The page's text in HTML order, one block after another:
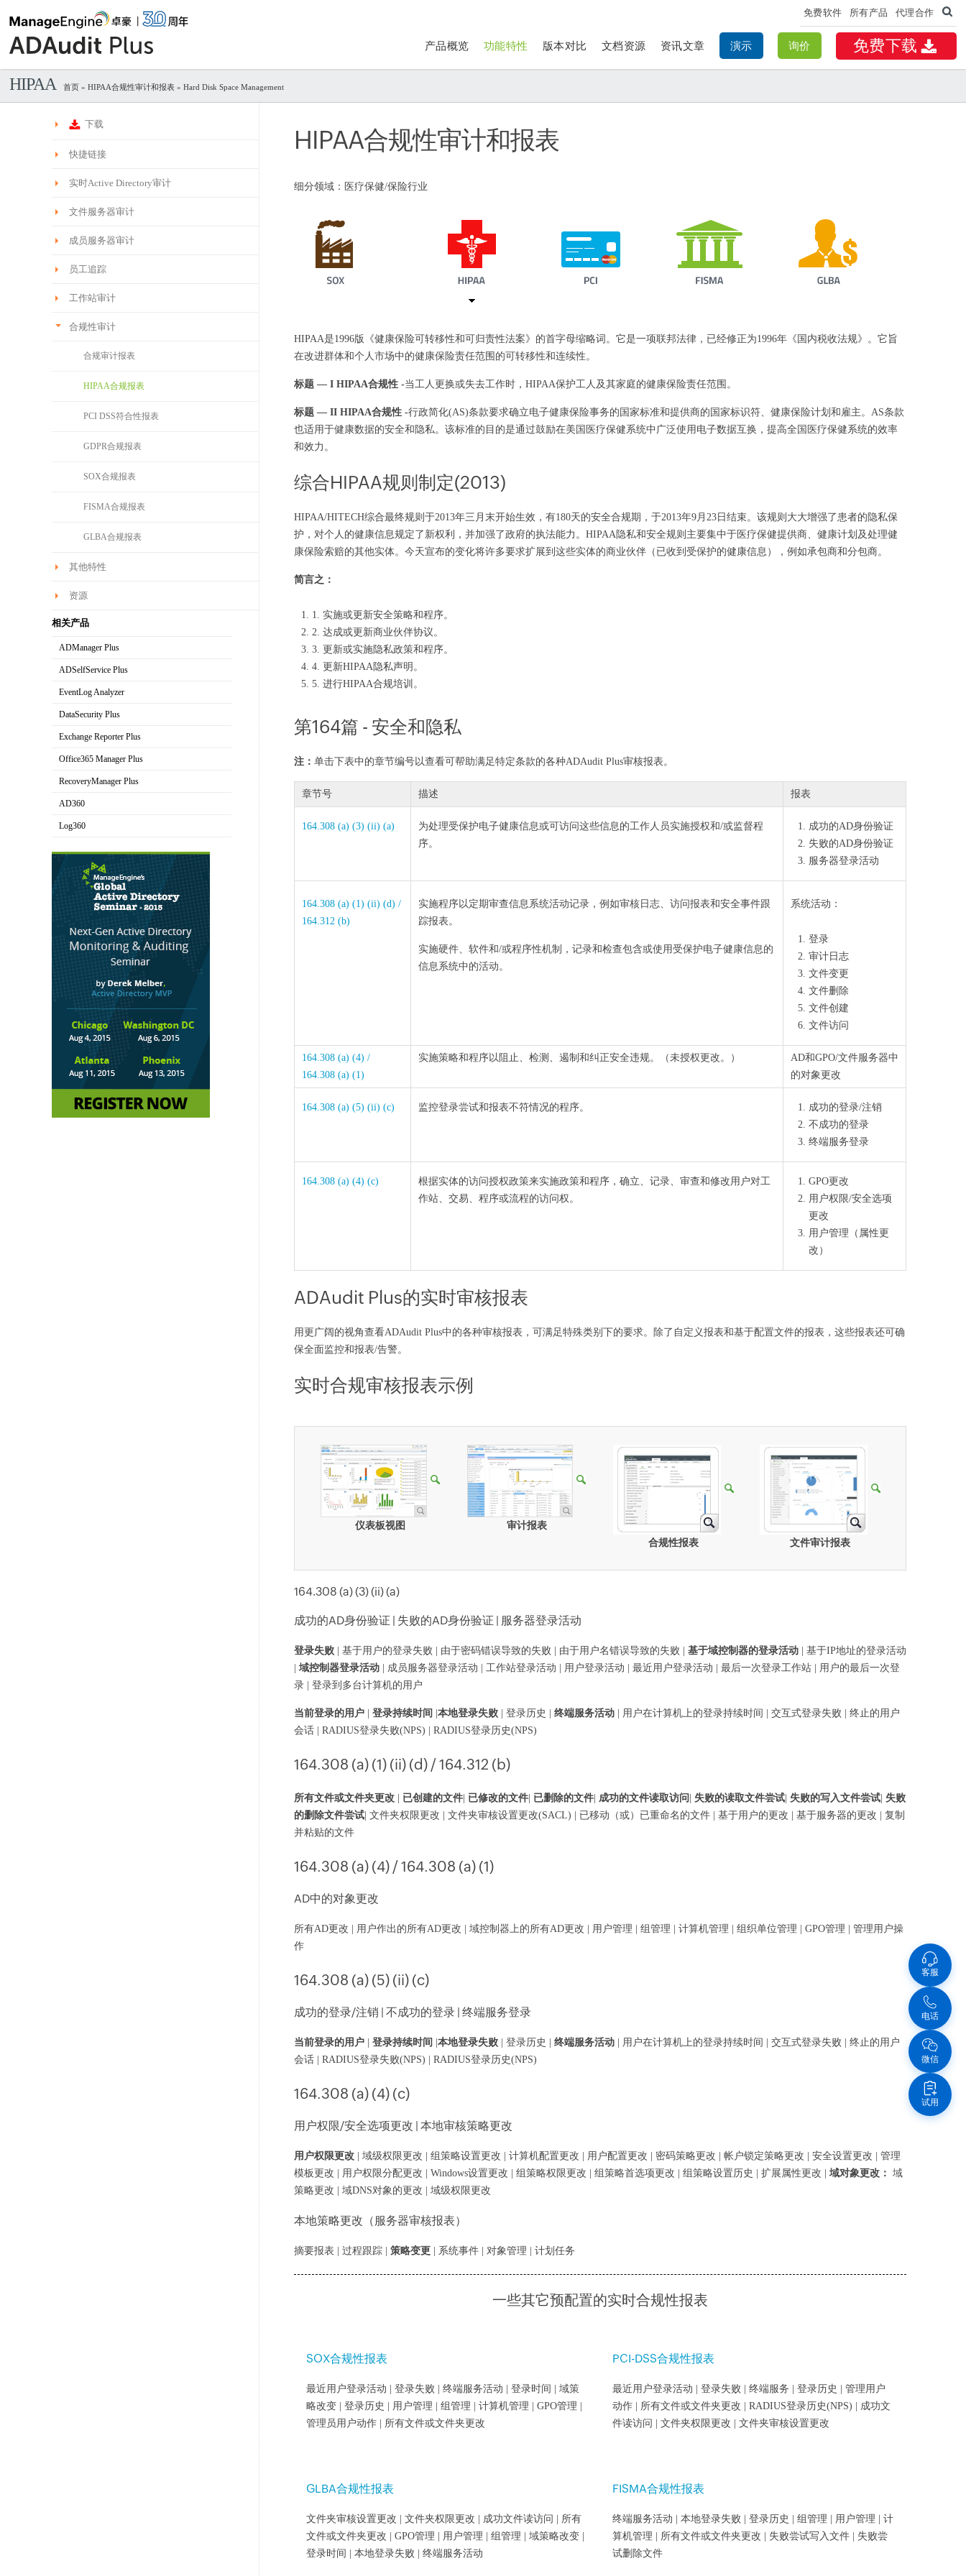
免费软件 所有产品 代理合作
免费下载
产品概览 功能特性 版本对比 文档资源 资讯文章 演示 询价
HIPAA 首页 » HIPAA合规性审计和报表 » Hard Disk Space Management
下载
快捷链接
实时Active Directory审计
文件服务器审计
成员服务器审计
员工追踪
工作站审计
合规性审计
合规审计报表
HIPAA合规报表
PCI DSS符合性报表
GDPR合规报表
SOX合规报表
FISMA合规报表
GLBA合规报表
其他特性
资源
相关产品
ADManager Plus
ADSelfService Plus
EventLog Analyzer
DataSecurity Plus
Exchange Reporter Plus
Office365 Manager Plus
RecoveryManager Plus
AD360
Log360
HIPAA合规性审计和报表
细分领域：医疗保健/保险行业
HIPAA是1996版《健康保险可转移性和可归责性法案》的首字母缩略词。它是一项联邦法律，已经修正为1996年《国内税收法规》。它旨
在改进群体和个人市场中的健康保险责任范围的可转移性和连续性。
标题 — I HIPAA合规性 -当工人更换或失去工作时，HIPAA保护工人及其家庭的健康保险责任范围。
标题 — II HIPAA合规性 -行政简化(AS)条款要求确立电子健康保险事务的国家标准和提供商的国家标识符、健康保险计划和雇主。AS条款
也适用于健康数据的安全和隐私。该标准的目的是通过鼓励在美国医疗保健系统中广泛使用电子数据互换，提高全国医疗保健系统的效率
和效力。
综合HIPAA规则制定(2013)
HIPAA/HITECH综合最终规则于2013年三月末开始生效，有180天的安全合规期，于2013年9月23日结束。该规则大大增强了患者的隐私保
护，对个人的健康信息规定了新权利，并加强了政府的执法能力。HIPAA隐私和安全规则主要集中于医疗保健提供商、健康计划及处理健
康保险索赔的其他实体。今天宣布的变化将许多要求扩展到这些实体的商业伙伴（已收到受保护的健康信息），例如承包商和分包商。
简言之：
1. 实施或更新安全策略和程序。
2. 达成或更新商业伙伴协议。
3. 更新或实施隐私政策和程序。
4. 更新HIPAA隐私声明。
5. 进行HIPAA合规培训。
第164篇 - 安全和隐私
注： 单击下表中的章节编号以查看可帮助满足特定条款的各种ADAudit Plus审核报表。
章节号 描述 报表
164.308 (a) (3) (ii) (a)
为处理受保护电子健康信息或可访问这些信息的工作人员实施授权和/或监督程
序。
成功的AD身份验证
失败的AD身份验证
服务器登录活动
164.308 (a) (1) (ii) (d) /
164.312 (b)
实施程序以定期审查信息系统活动记录，例如审核日志、访问报表和安全事件跟
踪报表。
实施硬件、软件和/或程序性机制，记录和检查包含或使用受保护电子健康信息的
信息系统中的活动。
系统活动：
登录
审计日志
文件变更
文件删除
文件创建
文件访问
164.308 (a) (4) /
164.308 (a) (1)
实施策略和程序以阻止、检测、遏制和纠正安全违规。（未授权更改。）
AD和GPO/文件服务器中
的对象更改
164.308 (a) (5) (ii) (c) 监控登录尝试和报表不符情况的程序。
成功的登录/注销
不成功的登录
终端服务登录
164.308 (a) (4) (c)
根据实体的访问授权政策来实施政策和程序，确立、记录、审查和修改用户对工
作站、交易、程序或流程的访问权。
GPO更改
用户权限/安全选项
更改
用户管理（属性更
改）
ADAudit Plus的实时审核报表
用更广阔的视角查看ADAudit Plus中的各种审核报表，可满足特殊类别下的要求。除了自定义报表和基于配置文件的报表，这些报表还可确
保全面监控和报表/告警。
实时合规审核报表示例
仪表板视图
审计报表
合规性报表
文件审计报表
164.308 (a) (3) (ii) (a)
成功的AD身份验证 | 失败的AD身份验证 | 服务器登录活动
登录失败 | 基于用户的登录失败 | 由于密码错误导致的失败 | 由于用户名错误导致的失败 | 基于域控制器的登录活动 | 基于IP地址的登录活动
域控制器登录活动 | 成员服务器登录活动 | 工作站登录活动 | 用户登录活动 | 最近用户登录活动 | 最后一次登录工作站 | 用户的最后一次登
录 | 登录到多台计算机的用户
当前登录的用户 登录持续时间 本地登录失败 | 登录历史 | 终端服务活动 | 用户在计算机上的登录持续时间 | 交互式登录失败 | 终止的用户
会话 | RADIUS登录失败(NPS) | RADIUS登录历史(NPS)
164.308 (a) (1) (ii) (d) / 164.312 (b)
所有文件或文件夹更改 已创建的文件 已修改的文件 已删除的文件 成功的文件读取访问 失败的读取文件尝试 失败的写入文件尝试 失败
的删除文件尝试 | 文件夹权限更改 | 文件夹审核设置更改(SACL) | 已移动（或）已重命名的文件 | 基于用户的更改 | 基于服务器的更改 | 复制
并粘贴的文件
164.308 (a) (4) / 164.308 (a) (1)
AD中的对象更改
所有AD更改 | 用户作出的所有AD更改 | 域控制器上的所有AD更改 | 用户管理 | 组管理 | 计算机管理 | 组织单位管理 | GPO管理 | 管理用户操
作
164.308 (a) (5) (ii) (c)
成功的登录/注销 | 不成功的登录 | 终端服务登录
当前登录的用户 登录持续时间 本地登录失败 | 登录历史 | 终端服务活动 | 用户在计算机上的登录持续时间 | 交互式登录失败 | 终止的用户
会话 | RADIUS登录失败(NPS) | RADIUS登录历史(NPS)
164.308 (a) (4) (c)
用户权限/安全选项更改 | 本地审核策略更改
用户权限更改 | 域级权限更改 | 组策略设置更改 | 计算机配置更改 | 用户配置更改 | 密码策略更改 | 帐户锁定策略更改 | 安全设置更改 | 管理
模板更改 | 用户权限分配更改 | Windows设置更改 | 组策略权限更改 | 组策略首选项更改 | 组策略设置历史 | 扩展属性更改 | 域对象更改： 域
策略更改 | 域DNS对象的更改 | 域级权限更改
本地策略更改（服务器审核报表）
摘要报表 | 过程跟踪 | 策略变更 | 系统事件 | 对象管理 | 计划任务
一些其它预配置的实时合规性报表
SOX合规性报表
最近用户登录活动 | 登录失败 | 终端服务活动 | 登录时间 | 域策
略改变 | 登录历史 | 用户管理 | 组管理 | 计算机管理 | GPO管理 |
管理员用户动作 | 所有文件或文件夹更改
PCI-DSS合规性报表
最近用户登录活动 | 登录失败 | 终端服务 | 登录历史 | 管理用户
动作 | 所有文件或文件夹更改 | RADIUS登录历史(NPS) | 成功文
件读访问 | 文件夹权限更改 | 文件夹审核设置更改
GLBA合规性报表
文件夹审核设置更改 | 文件夹权限更改 | 成功文件读访问 | 所有
文件或文件夹更改 | GPO管理 | 用户管理 | 组管理 | 域策略改变 |
登录时间 | 本地登录失败 | 终端服务活动
FISMA合规性报表
终端服务活动 | 本地登录失败 | 登录历史 | 组管理 | 用户管理 | 计
算机管理 | 所有文件或文件夹更改 | 失败尝试写入文件 | 失败尝
试删除文件
客服
电话
微信
试用